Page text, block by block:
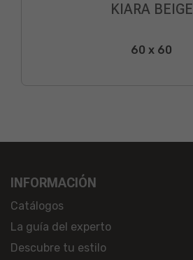
KIARA BEIGE
60 x 60
INFORMACIÓN
Catálogos
La guía del experto
Descubre tu estilo